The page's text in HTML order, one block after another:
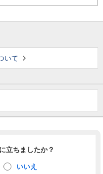
いて
立ちましたか？
いいえ